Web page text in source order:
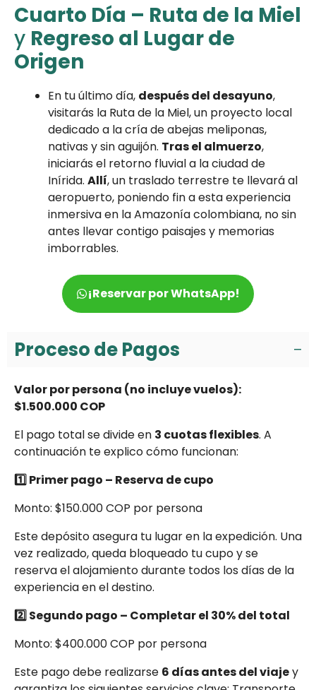
Cuarto Día – Ruta de la Miel
y Regreso al Lugar de
Origen
En tu último día, después del desayuno,
visitarás la Ruta de la Miel, un proyecto local
dedicado a la cría de abejas meliponas,
nativas y sin aguijón. Tras el almuerzo,
iniciarás el retorno fluvial a la ciudad de
Inírida. Allí, un traslado terrestre te llevará al
aeropuerto, poniendo fin a esta experiencia
inmersiva en la Amazonía colombiana, no sin
antes llevar contigo paisajes y memorias
imborrables.
¡Reservar por WhatsApp!
Proceso de Pagos
Valor por persona (no incluye vuelos):
$1.500.000 COP
El pago total se divide en 3 cuotas flexibles. A
continuación te explico cómo funcionan:
1️⃣ Primer pago – Reserva de cupo
Monto: $150.000 COP por persona
Este depósito asegura tu lugar en la expedición. Una
vez realizado, queda bloqueado tu cupo y se
reserva el alojamiento durante todos los días de la
experiencia en el destino.
2️⃣ Segundo pago – Completar el 30% del total
Monto: $400.000 COP por persona
Este pago debe realizarse 6 días antes del viajey